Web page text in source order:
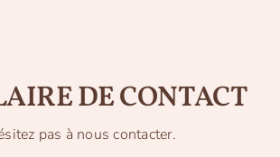
DE CONTACT
pas à nous contacter.